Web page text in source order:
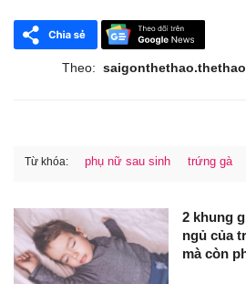
Theo:
Từ khóa: phụ nữ sau sinh trứng gà
2 khung
ngủ của
mà còn